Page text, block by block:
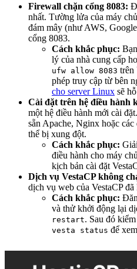
Firewall chặn cổng 8083:
nhất. Tường lửa của máy
đám mây (như AWS,
cổng 8083.
Cách khắc phục:
lý của nhà cung cấp
ufw allow 8083 trên
phép truy cập từ bên
cho server Linux sẽ
Cài đặt trên hệ điều hành
một hệ điều hành mới cài
sẵn Apache, Nginx hoặc
thể bị xung đột.
Cách khắc phục:
điều hành cho máy
kịch bản cài đặt
Dịch vụ VestaCP không
dịch vụ web của VestaCP
Cách khắc phục:
và thử khởi động lại
restart. Sau đó
vesta status để